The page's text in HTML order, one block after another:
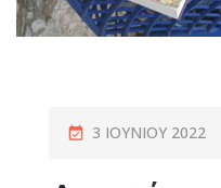
3 ΙΟΥΝΊΟΥ 2022